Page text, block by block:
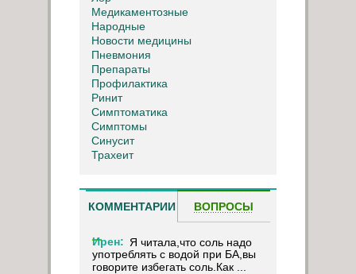
Медикаментозные
Народные
Новости медицины
Пневмония
Препараты
Профилактика
Ринит
Симптоматика
Симптомы
Синусит
Трахеит
КОММЕНТАРИИ ВОПРОСЫ
Ирен: Я читала,что соль надо
употреблять с водой при БА,вы
говорите избегать соль.Как ...